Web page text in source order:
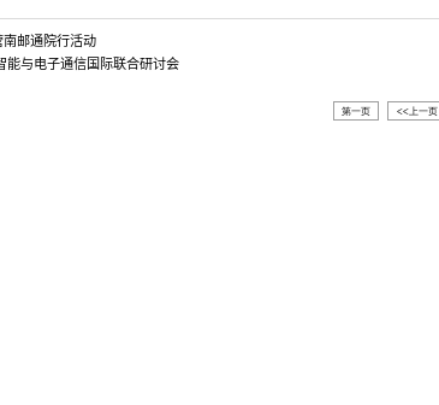
邮通院行活动
能与电子通信国际联合研讨会
第一页 <<上一页